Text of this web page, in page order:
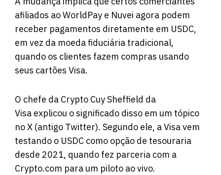
afiliados ao WorldPay e Nuvei agora podem
receber pagamentos diretamente em USDC,
em vez da moeda fiduciária tradicional,
quando os clientes fazem compras usando
seus cartões Visa.
O chefe da Crypto Cuy Sheffield da
Visa explicou o significado disso em um tópico
no X (antigo Twitter). Segundo ele, a Visa vem
testando o USDC como opção de tesouraria
desde 2021, quando fez parceria com a
Crypto.com para um piloto ao vivo.